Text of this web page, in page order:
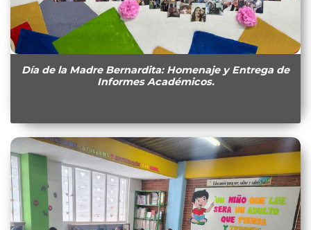
Día de la Madre Bernardita: Homenaje y Entrega de
Informes Académicos.